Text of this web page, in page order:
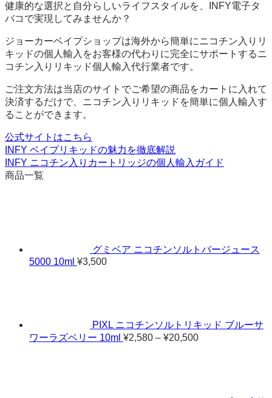
健康的な選択と自分らしいライフスタイルを、INFY電子タ
バコで実現してみませんか？
ジョーカーベイプショップは海外から簡単にニコチン入りリ
キッドの個人輸入をお客様の代わりに完全にサポートするニ
コチン入りリキッド個人輸入代行業者です。
ご注文方法は当店のサイトでご希望の商品をカートに入れて
決済するだけで、ニコチン入りリキッドを簡単に個人輸入す
ることができます。
公式サイトはこちら
INFY ベイプリキッドの魅力を徹底解説
INFY ニコチン入りカートリッジの個人輸入ガイド
商品一覧
グミベア ニコチンソルトバージュース
5000 10ml ¥3,500
PIXL ニコチンソルトリキッド ブルーサ
ワーラズベリー 10ml ¥2,580 – ¥20,500価